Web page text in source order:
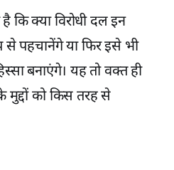
कि क्या विरोधी दल इन
से पहचानेंगे या फिर इसे भी
बनाएंगे। यह तो वक्त ही
को किस तरह से